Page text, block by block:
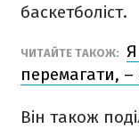
баскетболіст.
ЧИТАЙТЕ ТАКОЖ: Я
перемагати, –
Він також